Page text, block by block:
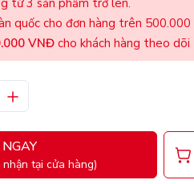
từ 3 sản phẩm trở lên.
quốc cho đơn hàng trên 500.000
VNĐ cho khách hàng theo dõi
tại cửa hàng)